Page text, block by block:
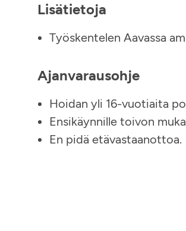
Lisätietoja
Työskentelen Aavassa
Ajanvarausohje
Hoidan yli 16-vuotiaita
Ensikäynnille toivon
En pidä etävastaanottoa.